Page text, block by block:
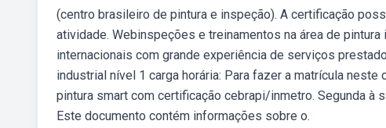
(centro brasileiro de pintura e inspeção). A certificação
atividade. Webinspeções e treinamentos na área de
internacionais com grande experiência de serviços
industrial nível 1 carga horária: Para fazer a matrícula
pintura smart com certificação cebrapi/inmetro. Segunda à
Este documento contém informações sobre o.